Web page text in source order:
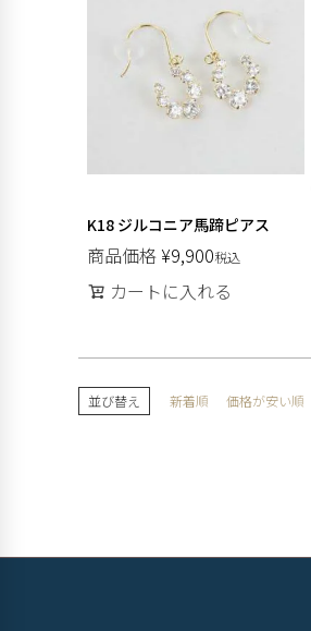
K18 ジルコニア馬蹄ピアス
商品価格 ¥9,900税込
カートに入れる
並び替え 新着順 価格が安い順